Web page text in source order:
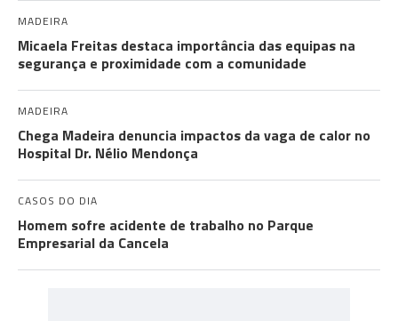
MADEIRA
Micaela Freitas destaca importância das equipas na
segurança e proximidade com a comunidade
MADEIRA
Chega Madeira denuncia impactos da vaga de calor no
Hospital Dr. Nélio Mendonça
CASOS DO DIA
Homem sofre acidente de trabalho no Parque
Empresarial da Cancela